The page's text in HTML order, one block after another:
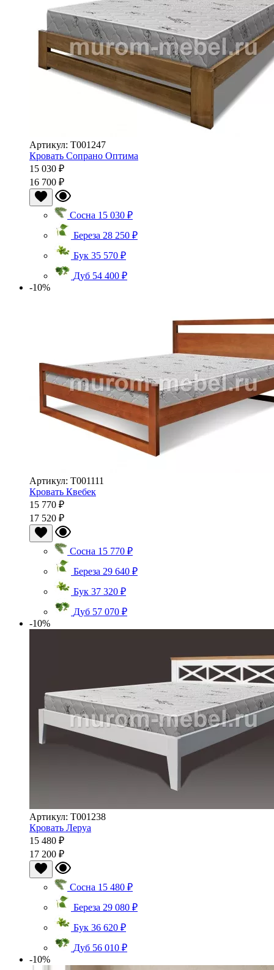
Артикул: Т001247
Кровать Сопрано Оптима
15 030 ₽
16 700 ₽
Сосна 15 030 ₽
Береза 28 250 ₽
Бук 35 570 ₽
Дуб 54 400 ₽
-10%
Артикул: Т001111
Кровать Квебек
15 770 ₽
17 520 ₽
Сосна 15 770 ₽
Береза 29 640 ₽
Бук 37 320 ₽
Дуб 57 070 ₽
-10%
Артикул: Т001238
Кровать Леруа
15 480 ₽
17 200 ₽
Сосна 15 480 ₽
Береза 29 080 ₽
Бук 36 620 ₽
Дуб 56 010 ₽
-10%